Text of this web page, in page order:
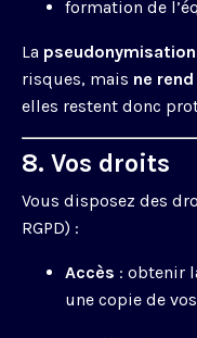
formation de
La pseudonymisation
risques, mais ne
elles restent donc
8. Vos droits
Vous disposez des
RGPD) :
Accès : obtenir
une copie de